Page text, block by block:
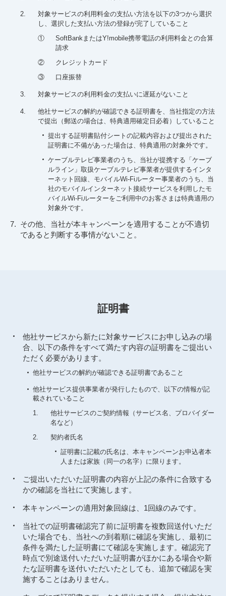
2.
対象サービスの利用料金の支払い方法を以下の3つから選択
し、選択した支払い方法の登録が完了していること
①
SoftBankまたはY!mobile携帯電話の利用料金との合算
請求
②
クレジットカード
③
口座振替
3. 対象サービスの利用料金の支払いに遅延がないこと
4.
他社サービスの解約が確認できる証明書を、当社指定の方法
で提出（郵送の場合は、特典適用確定日必着）していること
提出する証明書貼付シートの記載内容および提出された
証明書に不備があった場合は、特典適用の対象外です。
ケーブルテレビ事業者のうち、当社が提携する「ケーブ
ルライン」取扱ケーブルテレビ事業者が提供するインタ
ーネット回線、モバイルWi-Fiルーター事業者のうち、当
社のモバイルインターネット接続サービスを利用したモ
バイルWi-Fiルーターをご利用中のお客さまは特典適用の
対象外です。
その他、当社が本キャンペーンを適用することが不適切
であると判断する事情がないこと。
証明書
他社サービスから新たに対象サービスにお申し込みの場
合、以下の条件をすべて満たす内容の証明書をご提出い
ただく必要があります。
他社サービスの解約が確認できる証明書であること
他社サービス提供事業者が発行したもので、以下の情報が記
載されていること
1.
他社サービスのご契約情報（サービス名、プロバイダー
名など）
2.
契約者氏名
証明書に記載の氏名は、本キャンペーンお申込者本
人または家族（同一の名字）に限ります。
ご提出いただいた証明書の内容が上記の条件に合致する
かの確認を当社にて実施します。
本キャンペーンの適用対象回線は、1回線のみです。
当社での証明書確認完了前に証明書を複数回送付いただ
いた場合でも、当社への到着順に確認を実施し、最初に
条件を満たした証明書にて確認を実施します。確認完了
時点で別途送付いただいた証明書がほかにある場合や新
たな証明書を送付いただいたとしても、追加で確認を実
施することはありません。